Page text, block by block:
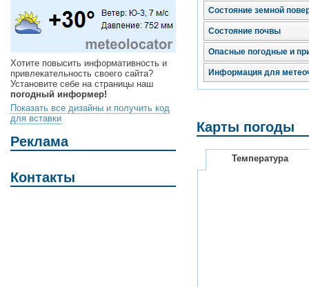
Хотите повысить информативность и
привлекательность своего сайта?
Установите себе на страницы наш
погодный информер!
Показать все дизайны и получить код
для вставки
Реклама
Контакты
Состояние земной
Состояние почвы
Опасные погодные и
Информация для
Карты погоды
Температура